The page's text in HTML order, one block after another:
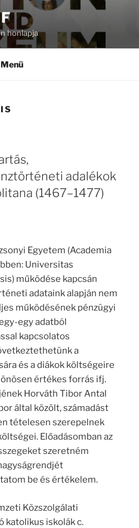
honlapja
Menü
adalékok
(1467–1477)
Egyetem (Academia
Universitas
működése kapcsán
adataink alapján nem
működésének pénzügyi
egy adatból
kapcsolatos
a
és a diákok költségeire
értékes forrás ifj.
Horváth Tibor Antal
által közölt, számadást
tételesen szerepelnek
Előadásomban az
szeretném
be és értékelem.
Közszolgálati
katolikus iskolák c.